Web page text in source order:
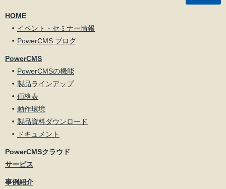
HOME
イベント・セミナー情報
PowerCMS ブログ
PowerCMS
PowerCMSの機能
製品ラインアップ
価格表
動作環境
製品資料ダウンロード
ドキュメント
PowerCMSクラウド
サービス
事例紹介